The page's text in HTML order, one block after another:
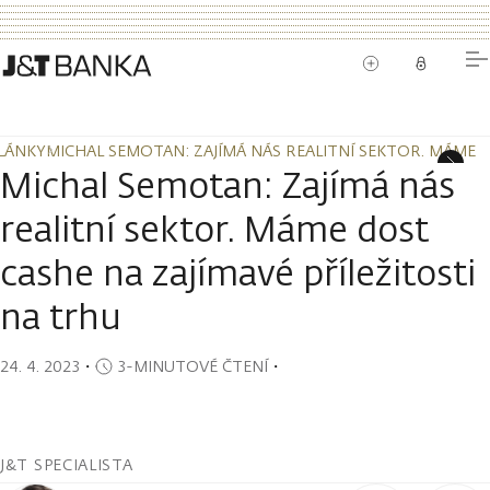
MICHAL SEMOTAN: ZAJÍMÁ NÁS REALITNÍ SEKTOR. MÁME
MICHAL SEMOTAN: ZAJÍMÁ NÁS REALITNÍ SEKTOR. MÁME
Michal Semotan: Zajímá nás
realitní sektor. Máme dost
cashe na zajímavé příležitosti
na trhu
24. 4. 2023 ・ 3-MINUTOVÉ ČTENÍ・
J&T SPECIALISTA